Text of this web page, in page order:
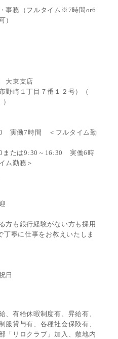
い方にオススメ☆
事務（フルタイム※7時間or6
）
大東支店
野崎１丁目７番１２号）（
）
実働7時間 ＜フルタイム勤
または9:30～16:30 実働6時
ム勤務＞
方も銀行経験がない方も採用
丁寧に仕事をお教えいたしま
日
、有給休暇制度有、昇給有、
服貸与有、各種社会保険有、
「リロクラブ」加入、敷地内